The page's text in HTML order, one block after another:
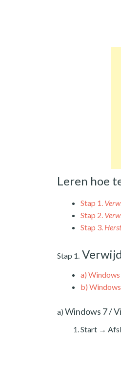
Leren hoe
Stap 1.
Stap 2.
Stap 3.
Stap 1.
a) Windows
b)
a) Windows 7 /
Start →